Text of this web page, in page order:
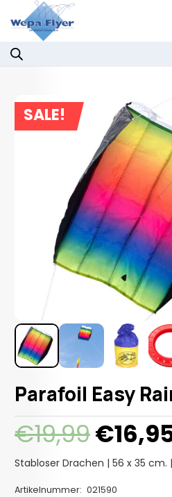
SALE!
Parafoil Easy
€19,99 Preis
war:
€19,99
€
Stabloser Drachen | 56 x 35 cm. |
Artikelnummer: 021590